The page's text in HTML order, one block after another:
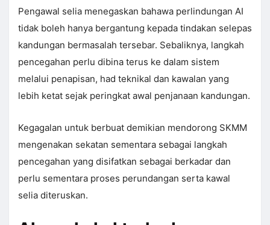
Pengawal selia menegaskan bahawa perlindungan AI
tidak boleh hanya bergantung kepada tindakan selepas
kandungan bermasalah tersebar. Sebaliknya, langkah
pencegahan perlu dibina terus ke dalam sistem
melalui penapisan, had teknikal dan kawalan yang
lebih ketat sejak peringkat awal penjanaan kandungan.
Kegagalan untuk berbuat demikian mendorong SKMM
mengenakan sekatan sementara sebagai langkah
pencegahan yang disifatkan sebagai berkadar dan
perlu sementara proses perundangan serta kawal
selia diteruskan.